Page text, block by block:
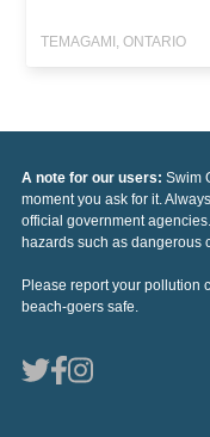
TEMAGAMI, ONTARIO
A note for our users: Swim
moment you ask for it.
official government
hazards such as dangerous
Please report your pollution
beach-goers safe.